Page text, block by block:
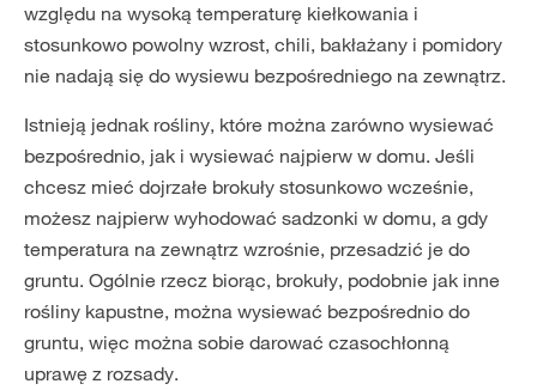
względu na wysoką temperaturę kiełkowania i
stosunkowo powolny wzrost, chili, bakłażany i pomidory
nie nadają się do wysiewu bezpośredniego na zewnątrz.
Istnieją jednak rośliny, które można zarówno wysiewać
bezpośrednio, jak i wysiewać najpierw w domu. Jeśli
chcesz mieć dojrzałe brokuły stosunkowo wcześnie,
możesz najpierw wyhodować sadzonki w domu, a gdy
temperatura na zewnątrz wzrośnie, przesadzić je do
gruntu. Ogólnie rzecz biorąc, brokuły, podobnie jak inne
rośliny kapustne, można wysiewać bezpośrednio do
gruntu, więc można sobie darować czasochłonną
uprawę z rozsady.